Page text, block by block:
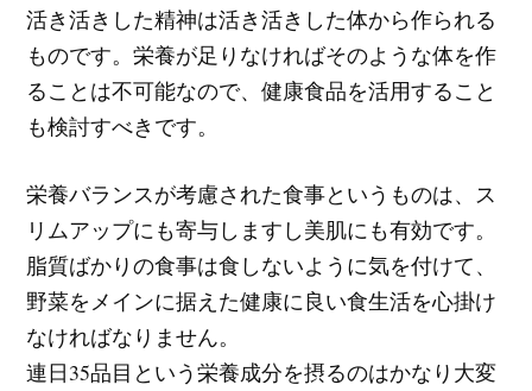
活き活きした精神は活き活きした体から作られる
ものです。栄養が足りなければそのような体を作
ることは不可能なので、健康食品を活用すること
も検討すべきです。
栄養バランスが考慮された食事というものは、ス
リムアップにも寄与しますし美肌にも有効です。
脂質ばかりの食事は食しないように気を付けて、
野菜をメインに据えた健康に良い食生活を心掛け
なければなりません。
連日35品目という栄養成分を摂るのはかなり大変